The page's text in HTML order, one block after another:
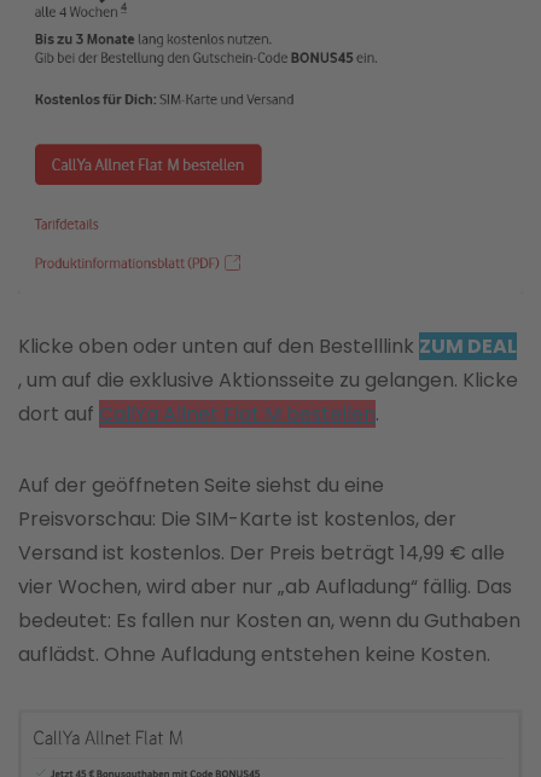
Klicke oben oder unten auf den Bestelllink ZUM DEAL
, um auf die exklusive Aktionsseite zu gelangen. Klicke
dort auf CallYa Allnet Flat M bestellen.
Auf der geöffneten Seite siehst du eine
Preisvorschau: Die SIM-Karte ist kostenlos, der
Versand ist kostenlos. Der Preis beträgt 14,99 € alle
vier Wochen, wird aber nur „ab Aufladung“ fällig. Das
bedeutet: Es fallen nur Kosten an, wenn du Guthaben
auflädst. Ohne Aufladung entstehen keine Kosten.